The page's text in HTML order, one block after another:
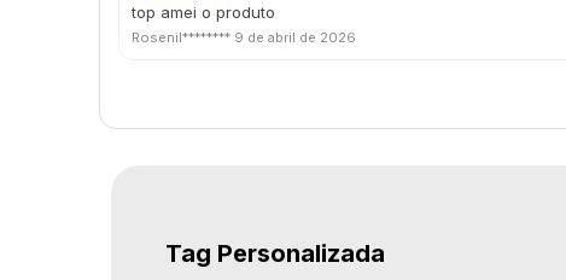
top amei o produto
Rosenil******** 9 de abril de 2026
Tag Personalizada